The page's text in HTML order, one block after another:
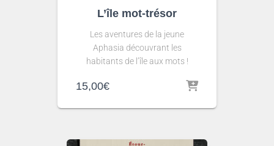
L’île mot-trésor
Les aventures de la jeune
Aphasia découvrant les
habitants de l’île aux mots !
15,00€